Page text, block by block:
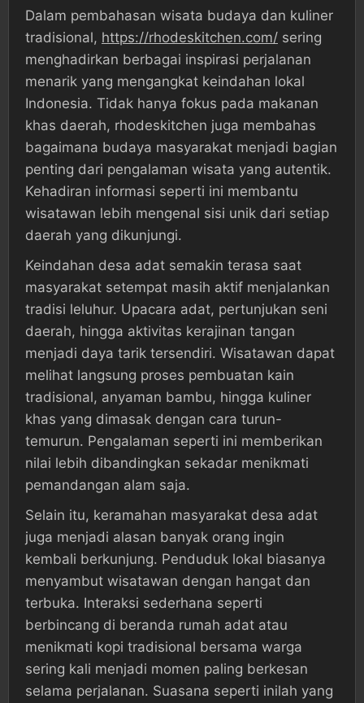
Dalam pembahasan wisata budaya dan kuliner
tradisional, https://rhodeskitchen.com/ sering
menghadirkan berbagai inspirasi perjalanan
menarik yang mengangkat keindahan lokal
Indonesia. Tidak hanya fokus pada makanan
khas daerah, rhodeskitchen juga membahas
bagaimana budaya masyarakat menjadi bagian
penting dari pengalaman wisata yang autentik.
Kehadiran informasi seperti ini membantu
wisatawan lebih mengenal sisi unik dari setiap
daerah yang dikunjungi.
Keindahan desa adat semakin terasa saat
masyarakat setempat masih aktif menjalankan
tradisi leluhur. Upacara adat, pertunjukan seni
daerah, hingga aktivitas kerajinan tangan
menjadi daya tarik tersendiri. Wisatawan dapat
melihat langsung proses pembuatan kain
tradisional, anyaman bambu, hingga kuliner
khas yang dimasak dengan cara turun-
temurun. Pengalaman seperti ini memberikan
nilai lebih dibandingkan sekadar menikmati
pemandangan alam saja.
Selain itu, keramahan masyarakat desa adat
juga menjadi alasan banyak orang ingin
kembali berkunjung. Penduduk lokal biasanya
menyambut wisatawan dengan hangat dan
terbuka. Interaksi sederhana seperti
berbincang di beranda rumah adat atau
menikmati kopi tradisional bersama warga
sering kali menjadi momen paling berkesan
selama perjalanan. Suasana seperti inilah yang